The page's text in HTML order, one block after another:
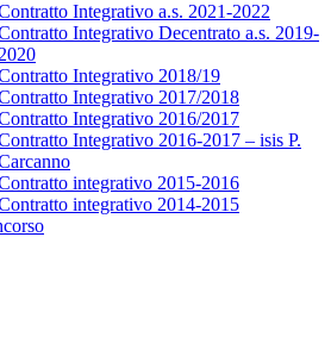
Integrativo a.s. 2021-2022
Integrativo Decentrato a.s. 2019-
2020
Integrativo 2018/19
Integrativo 2017/2018
Integrativo 2016/2017
Integrativo 2016-2017 – isis P.
integrativo 2015-2016
integrativo 2014-2015